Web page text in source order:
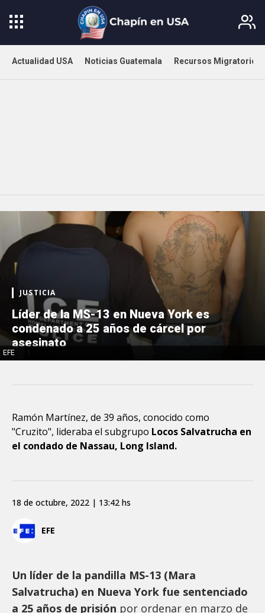
Actualidad USA Noticias Guatemala Recursos Migratorios
EFE
JUSTICIA
Líder de la MS-13 en Nueva York es
condenado a 25 años de cárcel por
asesinato
Ramón Martínez, de 39 años, conocido como
"Cruzito", lideraba el subgrupo Locos Salvatrucha en
el condado de Nassau, Long Island.
EFE
18 de octubre, 2022 | 13:42 hs
Un líder de la pandilla MS-13 (Mara
Salvatrucha) en Nueva York fue sentenciado
a 25 años de prisión por ordenar en marzo de